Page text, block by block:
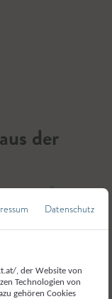
der
undDatenschutz
, der Website von
Technologien von
gehören Cookies